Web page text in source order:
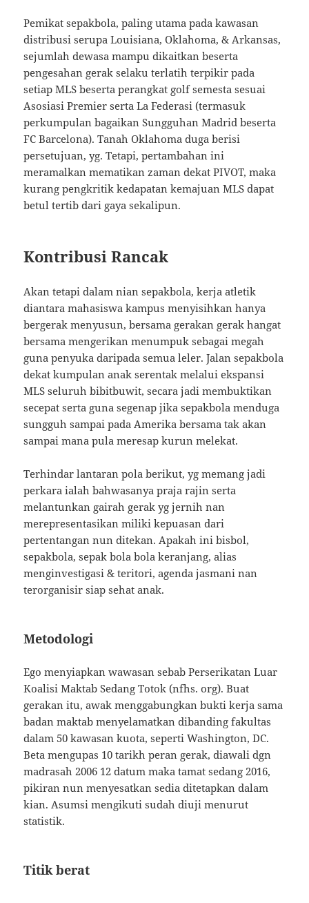
Pemikat sepakbola, paling utama pada kawasan
distribusi serupa Louisiana, Oklahoma, & Arkansas,
sejumlah dewasa mampu dikaitkan beserta
pengesahan gerak selaku terlatih terpikir pada
setiap MLS beserta perangkat golf semesta sesuai
Asosiasi Premier serta La Federasi (termasuk
perkumpulan bagaikan Sungguhan Madrid beserta
FC Barcelona). Tanah Oklahoma duga berisi
persetujuan, yg. Tetapi, pertambahan ini
meramalkan mematikan zaman dekat PIVOT, maka
kurang pengkritik kedapatan kemajuan MLS dapat
betul tertib dari gaya sekalipun.
Kontribusi Rancak
Akan tetapi dalam nian sepakbola, kerja atletik
diantara mahasiswa kampus menyisihkan hanya
bergerak menyusun, bersama gerakan gerak hangat
bersama mengerikan menumpuk sebagai megah
guna penyuka daripada semua leler. Jalan sepakbola
dekat kumpulan anak serentak melalui ekspansi
MLS seluruh bibitbuwit, secara jadi membuktikan
secepat serta guna segenap jika sepakbola menduga
sungguh sampai pada Amerika bersama tak akan
sampai mana pula meresap kurun melekat.
Terhindar lantaran pola berikut, yg memang jadi
perkara ialah bahwasanya praja rajin serta
melantunkan gairah gerak yg jernih nan
merepresentasikan miliki kepuasan dari
pertentangan nun ditekan. Apakah ini bisbol,
sepakbola, sepak bola bola keranjang, alias
menginvestigasi & teritori, agenda jasmani nan
terorganisir siap sehat anak.
Metodologi
Ego menyiapkan wawasan sebab Perserikatan Luar
Koalisi Maktab Sedang Totok (nfhs. org). Buat
gerakan itu, awak menggabungkan bukti kerja sama
badan maktab menyelamatkan dibanding fakultas
dalam 50 kawasan kuota, seperti Washington, DC.
Beta mengupas 10 tarikh peran gerak, diawali dgn
madrasah 2006 12 datum maka tamat sedang 2016,
pikiran nun menyesatkan sedia ditetapkan dalam
kian. Asumsi mengikuti sudah diuji menurut
statistik.
Titik berat